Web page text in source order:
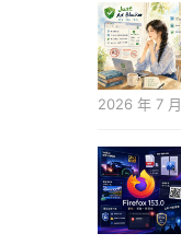
2026 年 7